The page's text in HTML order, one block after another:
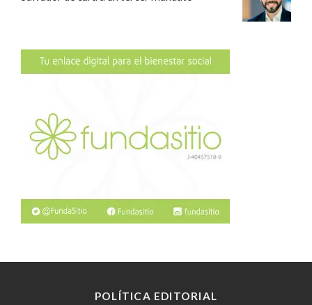
POLÍTICA EDITORIAL